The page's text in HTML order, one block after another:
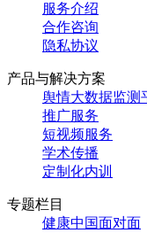
服务介绍
合作咨询
隐私协议
产品与解决方案
舆情大数据监测
推广服务
短视频服务
学术传播
定制化内训
专题栏目
健康中国面对面